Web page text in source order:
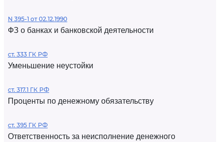
N 395-1 от 02.12.1990
ФЗ о банках и банковской деятельности
ст. 333 ГК РФ
Уменьшение неустойки
ст. 317.1 ГК РФ
Проценты по денежному обязательству
ст. 395 ГК РФ
Ответственность за неисполнение денежного